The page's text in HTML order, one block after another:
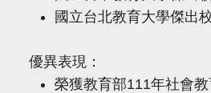
國立台北教育大學傑出
優異表現：
榮獲教育部111年社會